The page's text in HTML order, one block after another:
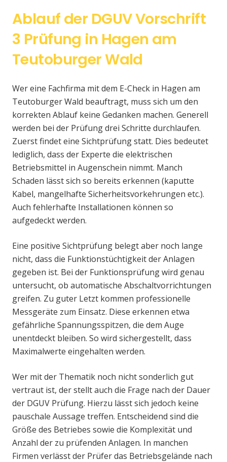
Ablauf der DGUV Vorschrift
3 Prüfung in Hagen am
Teutoburger Wald
Wer eine Fachfirma mit dem E-Check in Hagen am
Teutoburger Wald beauftragt, muss sich um den
korrekten Ablauf keine Gedanken machen. Generell
werden bei der Prüfung drei Schritte durchlaufen.
Zuerst findet eine Sichtprüfung statt. Dies bedeutet
lediglich, dass der Experte die elektrischen
Betriebsmittel in Augenschein nimmt. Manch
Schaden lässt sich so bereits erkennen (kaputte
Kabel, mangelhafte Sicherheitsvorkehrungen etc.).
Auch fehlerhafte Installationen können so
aufgedeckt werden.
Eine positive Sichtprüfung belegt aber noch lange
nicht, dass die Funktionstüchtigkeit der Anlagen
gegeben ist. Bei der Funktionsprüfung wird genau
untersucht, ob automatische Abschaltvorrichtungen
greifen. Zu guter Letzt kommen professionelle
Messgeräte zum Einsatz. Diese erkennen etwa
gefährliche Spannungsspitzen, die dem Auge
unentdeckt bleiben. So wird sichergestellt, dass
Maximalwerte eingehalten werden.
Wer mit der Thematik noch nicht sonderlich gut
vertraut ist, der stellt auch die Frage nach der Dauer
der DGUV Prüfung. Hierzu lässt sich jedoch keine
pauschale Aussage treffen. Entscheidend sind die
Größe des Betriebes sowie die Komplexität und
Anzahl der zu prüfenden Anlagen. In manchen
Firmen verlässt der Prüfer das Betriebsgelände nach